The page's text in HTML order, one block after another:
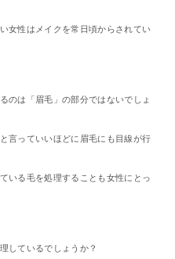
女性はメイクを常日頃からされてい
のは「眉毛」の部分ではないでしょ
言っていいほどに眉毛にも目線が行
いる毛を処理することも女性にとっ
しているでしょうか？